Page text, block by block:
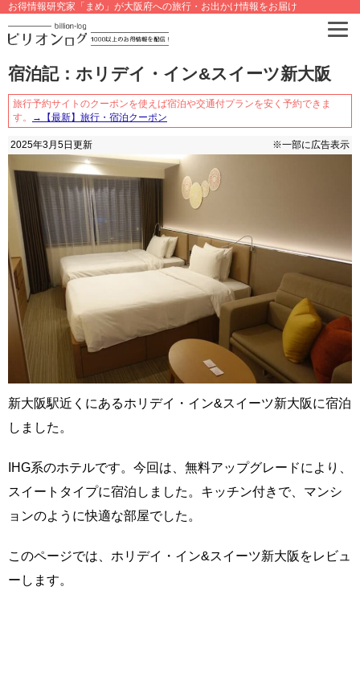
お得情報研究家「まめ」が大阪府への旅行・お出かけ情報をお届け
宿泊記：ホリデイ・イン&スイーツ新大阪
旅行予約サイトのクーポンを使えば宿泊や交通付プランを安く予約できま
す。
→【最新】旅行・宿泊クーポン
2025年3月5日 更新 ※一部に広告表示
新大阪駅近くにあるホリデイ・イン&スイーツ新大阪に宿泊
しました。
IHG系のホテルです。今回は、無料アップグレードにより、
スイートタイプに宿泊しました。キッチン付きで、マンシ
ョンのように快適な部屋でした。
このページでは、ホリデイ・イン&スイーツ新大阪をレビュ
ーします。